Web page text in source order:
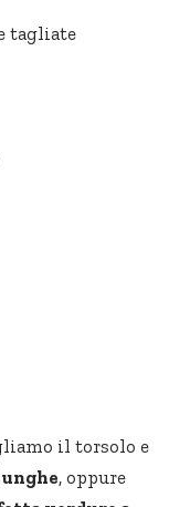
tagliate
il torsolo e
, oppure